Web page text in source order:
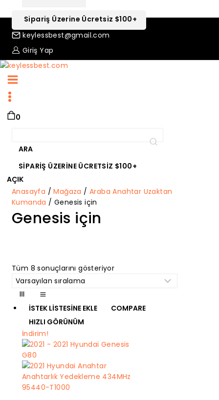
Sipariş Üzerine Ücretsiz $100+
keylessbest@gmail.com
Giriş Yap
0
ARA
SIPARIŞ ÜZERINE ÜCRETSIZ $100+
AÇIK
Anasayfa / Mağaza / Araba Anahtar Uzaktan
Kumanda / Genesis için
Genesis için
Tüm 8 sonuçlarını gösteriyor
İSTEK LISTESINE EKLE
COMPARE
HIZLI GÖRÜNÜM
İndirim!